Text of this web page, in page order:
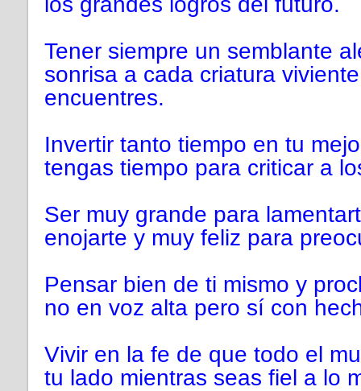
Tener siempre un semblante
sonrisa a cada criatura
encuentres.
Invertir tanto tiempo en tu
tengas tiempo para criticar a
Ser muy grande para
enojarte y muy feliz para
Pensar bien de ti mismo y
no en voz alta pero sí con
Vivir en la fe de que todo el
tu lado mientras seas fiel a lo